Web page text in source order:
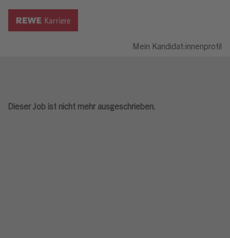
Mein Kandidat:innenprofil
Dieser Job ist nicht mehr ausgeschrieben.